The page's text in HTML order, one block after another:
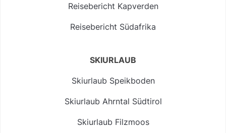
Reisebericht Kapverden
Reisebericht Südafrika
SKIURLAUB
Skiurlaub Speikboden
Skiurlaub Ahrntal Südtirol
Skiurlaub Filzmoos